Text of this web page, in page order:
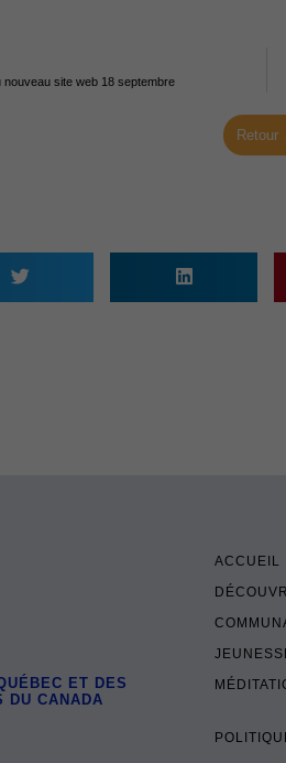
nouveau site web 18 septembre
Retour
ET DES
DU CANADA
ACCUEIL